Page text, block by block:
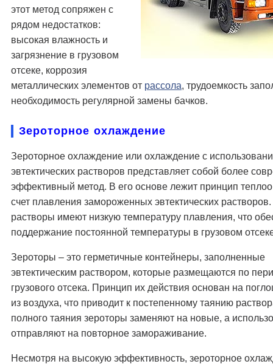
этот метод сопряжен с
рядом недостатков:
высокая влажность и
загрязнение в грузовом
отсеке, коррозия
металлических элементов от рассола, трудоемкость
необходимость регулярной замены бачков.
Зероторное охлаждение
Зероторное охлаждение или охлаждение с
эвтектических растворов представляет собой более
эффективный метод. В его основе лежит принцип
счет плавления замороженных эвтектических
растворы имеют низкую температуру плавления, что
поддержание постоянной температуры в грузовом
Зероторы – это герметичные контейнеры, заполненные
эвтектическим раствором, которые размещаются по
грузового отсека. Принцип их действия основан на
из воздуха, что приводит к постепенному таянию
полного таяния зероторы заменяют на новые, а
отправляют на повторное замораживание.
Несмотря на высокую эффективность, зероторное